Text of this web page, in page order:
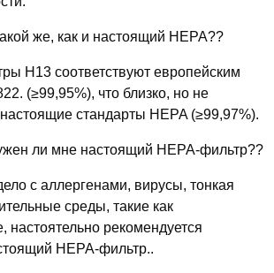
же, как и настоящий HEPA??
H13 соответствуют европейским
(≥99,95%), что близко, но не
стандарты HEPA (≥99,97%).
ли мне настоящий HEPA-фильтр??
с аллергенами, вирусы, тонкая
среды, такие как
настоятельно рекомендуется
HEPA-фильтр..